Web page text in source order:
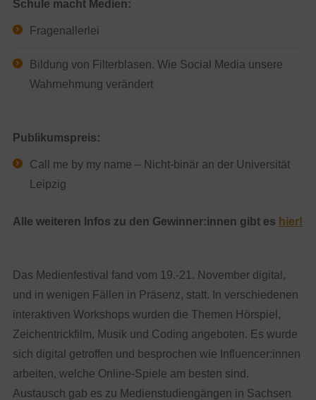
Schule macht Medien:
Fragenallerlei
Bildung von Filterblasen. Wie Social Media unsere
Wahrnehmung verändert
Publikumspreis:
Call me by my name – Nicht-binär an der Universität
Leipzig
Alle weiteren Infos zu den Gewinner:innen gibt es hier!
Das Medienfestival fand vom 19.-21. November digital,
und in wenigen Fällen in Präsenz, statt. In verschiedenen
interaktiven Workshops wurden die Themen Hörspiel,
Zeichentrickfilm, Musik und Coding angeboten. Es wurde
sich digital getroffen und besprochen wie Influencer:innen
arbeiten, welche Online-Spiele am besten sind.
Austausch gab es zu Medienstudiengängen in Sachsen